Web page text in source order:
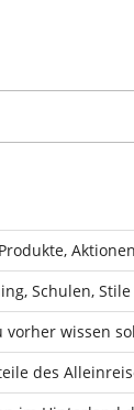
Schulen,
vorher wissen
des